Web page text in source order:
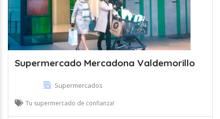
Supermercado Mercadona Valdemorillo
Supermercados
Tu supermercado de confianza!